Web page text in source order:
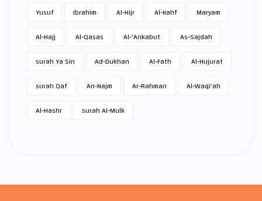
Yusuf
Ibrahim Al-Hijr Al-Kahf
Maryam
Al-Hajj
Al-Qasas Al-'Ankabut
As-Sajdah
surah Ya Sin
Ad-Dukhan Al-Fath
Al-Hujurat
surah Qaf
An-Najm Ar-Rahman
Al-Waqi'ah
Al-Hashr
surah Al-Mulk